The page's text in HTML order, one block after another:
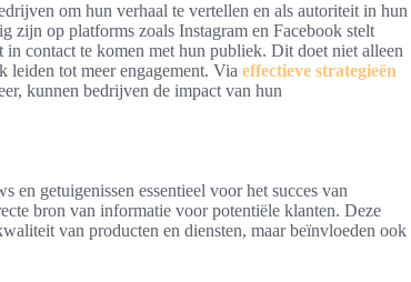
om hun verhaal te vertellen en als autoriteit in hun
zijn op platforms zoals Instagram en Facebook stelt
contact te komen met hun publiek. Dit doet niet alleen
leiden tot meer engagement. Via effectieve strategieën
kunnen bedrijven de impact van hun
getuigenissen essentieel voor het succes van
bron van informatie voor potentiële klanten. Deze
van producten en diensten, maar beïnvloeden ook